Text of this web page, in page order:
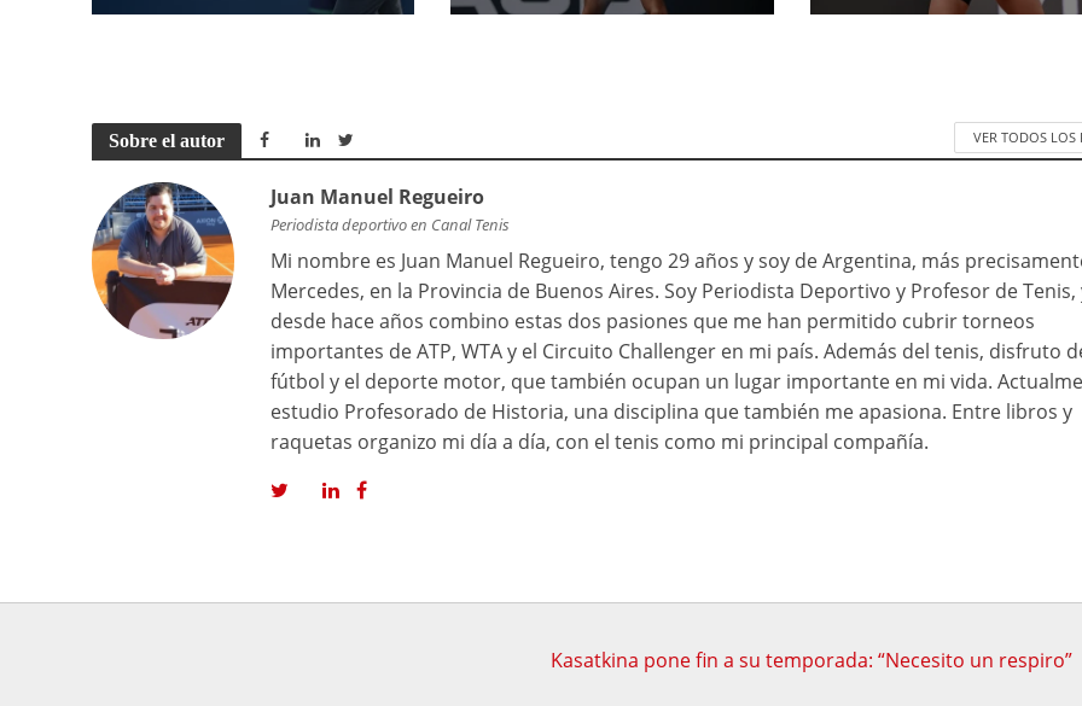
Sobre el autor VER TODOS LOS
Juan Manuel Regueiro
Periodista deportivo en Canal Tenis
Mi nombre es Juan Manuel Regueiro, tengo 29 años y soy de Argentina, más
Mercedes, en la Provincia de Buenos Aires. Soy Periodista Deportivo y Profesor de Tenis,
desde hace años combino estas dos pasiones que me han permitido cubrir torneos
importantes de ATP, WTA y el Circuito Challenger en mi país. Además del tenis, disfruto
fútbol y el deporte motor, que también ocupan un lugar importante en mi vida.
estudio Profesorado de Historia, una disciplina que también me apasiona. Entre libros y
raquetas organizo mi día a día, con el tenis como mi principal compañía.
Kasatkina pone fin a su temporada: “Necesito un respiro”